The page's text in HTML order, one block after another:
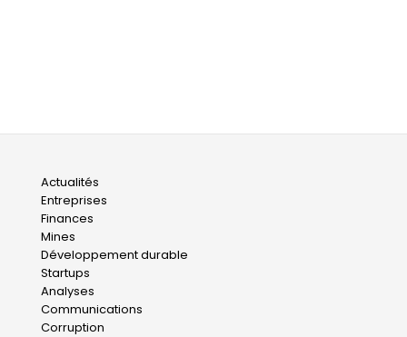
Main
navigation
Actualités
Entreprises
Finances
Mines
Développement durable
Startups
Analyses
Communications
Corruption